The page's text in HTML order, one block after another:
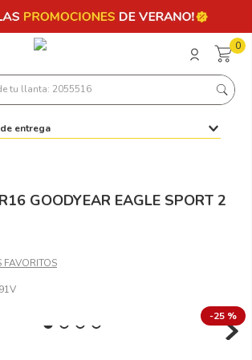
0
de tu llanta: 2055516
entrega
GOODYEAR EAGLE SPORT 2
-25 %
Términos más buscados
7.195 65 15